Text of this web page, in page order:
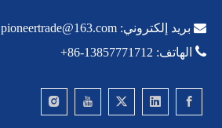
 بريد إلكتروني: pioneertrade@163.com
 الهاتف: 13857771712-86+